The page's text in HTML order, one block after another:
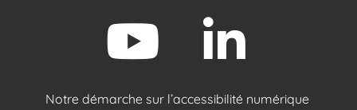
Notre démarche sur l’accessibilité numérique